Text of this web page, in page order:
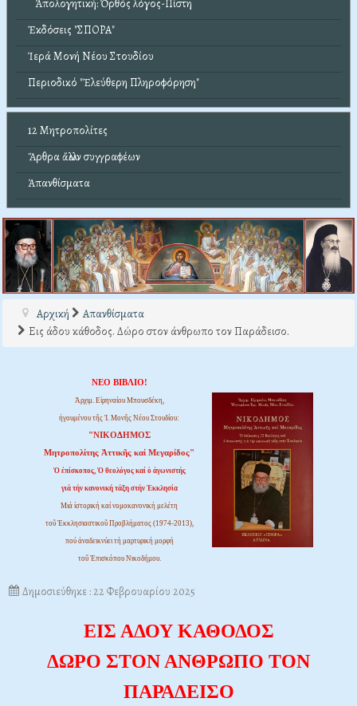
Ἀπολογητική: Ὀρθός λόγος-Πίστη
Ἐκδόσεις "ΣΠΟΡΑ"
Ἱερά Μονή Νέου Στουδίου
Περιοδικό "Ἐλεύθερη Πληροφόρηση"
12 Μητροπολίτες
Ἄρθρα ἄλλων συγγραφέων
Ἀπανθίσματα
Αρχική
Απανθίσματα
Εις άδου κάθοδος. Δώρο στον άνθρωπο τον Παράδεισο.
ΝΕΟ ΒΙΒΛΙΟ!
Ἀρχιμ. Εἰρηναίου Μπουσδέκη,
ἡγουμένου τῆς Ἱ. Μονῆς Νέου Στουδίου:
"ΝΙΚΟΔΗΜΟΣ
Μητροπολίτης Ἀττικῆς καί Μεγαρίδος"
Ὁ ἐπίσκοπος, Ὁ θεολόγος καί ὁ ἀγωνιστής
γιά τήν κανονική τάξη στήν Ἐκκλησία
Μιά ἱστορική καί νομοκανονική μελέτη
τοῦ Ἐκκλησιαστικοῦ Προβλήματος (1974-2013),
πού ἀναδεικνύει τή μαρτυρική μορφή
τοῦ Ἐπισκόπου Νικοδήμου.
Δημοσιεύθηκε : 22 Φεβρουαρίου 2025
ΕΙΣ ΑΔΟΥ ΚΑΘΟΔΟΣ
ΔΩΡΟ ΣΤΟΝ ΑΝΘΡΩΠΟ ΤΟΝ
ΠΑΡΑΔΕΙΣΟ